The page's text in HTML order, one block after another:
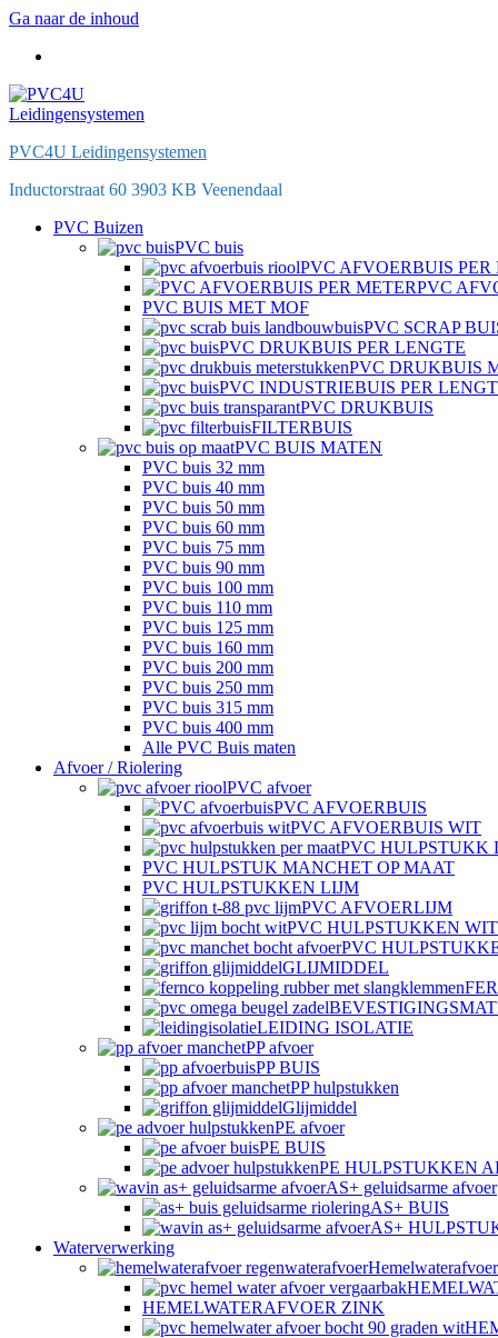
Ga naar de inhoud
PVC4U Leidingensystemen
Inductorstraat 60 3903 KB Veenendaal
PVC Buizen
PVC buis
PVC AFVOERBUIS PER
PVC
PVC BUIS MET MOF
PVC SCRAP
PVC DRUKBUIS PER LENGTE
PVC DRUKBUIS
PVC INDUSTRIEBUIS PER
PVC DRUKBUIS
FILTERBUIS
PVC BUIS MATEN
PVC buis 32 mm
PVC buis 40 mm
PVC buis 50 mm
PVC buis 60 mm
PVC buis 75 mm
PVC buis 90 mm
PVC buis 100 mm
PVC buis 110 mm
PVC buis 125 mm
PVC buis 160 mm
PVC buis 200 mm
PVC buis 250 mm
PVC buis 315 mm
PVC buis 400 mm
Alle PVC Buis maten
Afvoer / Riolering
PVC afvoer
PVC AFVOERBUIS
PVC AFVOERBUIS WIT
PVC HULPSTUKK
PVC HULPSTUK MANCHET OP MAAT
PVC HULPSTUKKEN LIJM
PVC AFVOERLIJM
PVC HULPSTUKKEN WIT
PVC
GLIJMIDDEL
LEIDING ISOLATIE
PP afvoer
PP BUIS
PP hulpstukken
Glijmiddel
PE afvoer
PE BUIS
PE HULPSTUKKEN
AS+ geluidsarme afvoer
AS+ BUIS
AS+
Waterverwerking
Hemelwaterafvoer
HEMELWATERAFVOER ZINK